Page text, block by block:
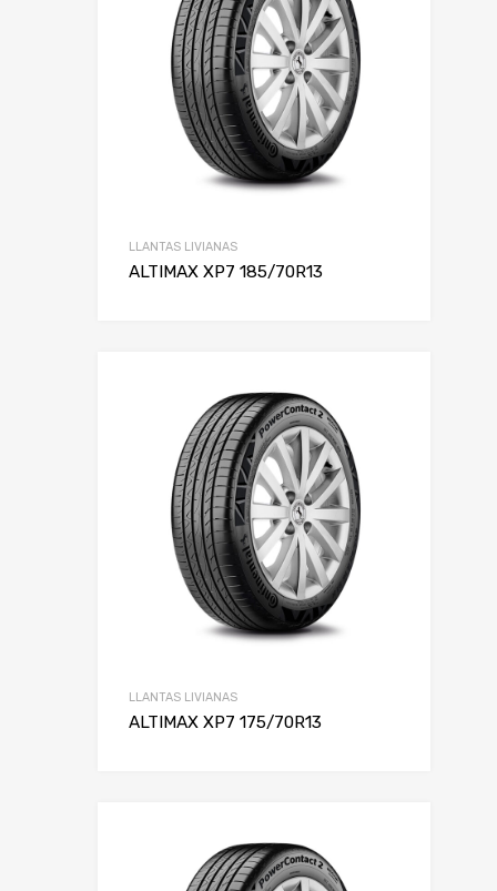
LLANTAS LIVIANAS
ALTIMAX XP7 185/70R13
LLANTAS LIVIANAS
ALTIMAX XP7 175/70R13